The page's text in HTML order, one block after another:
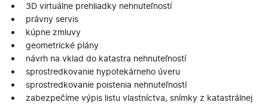
3D virtuálne prehliadky nehnuteľností
právny servis
kúpne zmluvy
geometrické plány
návrh na vklad do katastra nehnuteľností
sprostredkovanie hypotekárneho úveru
sprostredkovanie poistenia nehnuteľností
zabezpečíme výpis listu vlastníctva, snímky z katastrálnej